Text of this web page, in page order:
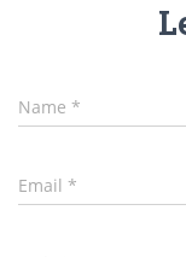
Name *
Email *